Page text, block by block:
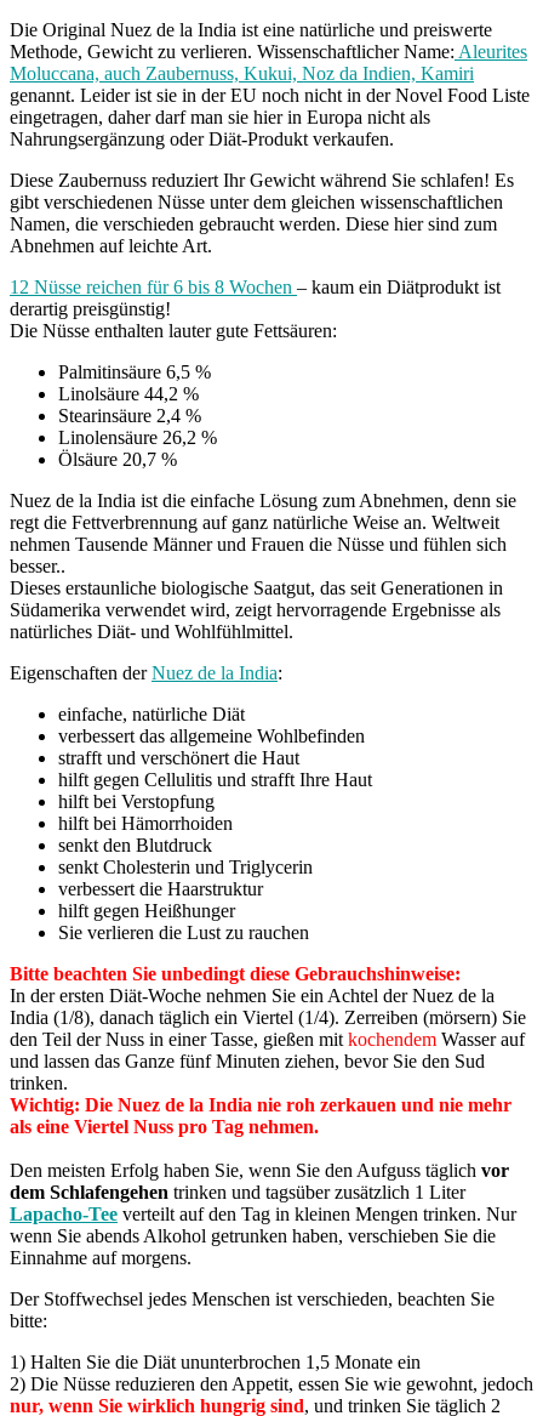
Die Original Nuez de la India ist eine natürliche und preiswerte
Methode, Gewicht zu verlieren. Wissenschaftlicher Name: Aleurites
Moluccana, auch Zaubernuss, Kukui, Noz da Indien, Kamiri
genannt. Leider ist sie in der EU noch nicht in der Novel Food Liste
eingetragen, daher darf man sie hier in Europa nicht als
Nahrungsergänzung oder Diät-Produkt verkaufen.
Diese Zaubernuss reduziert Ihr Gewicht während Sie schlafen! Es
gibt verschiedenen Nüsse unter dem gleichen wissenschaftlichen
Namen, die verschieden gebraucht werden. Diese hier sind zum
Abnehmen auf leichte Art.
12 Nüsse reichen für 6 bis 8 Wochen – kaum ein Diätprodukt ist
derartig preisgünstig!
Die Nüsse enthalten lauter gute Fettsäuren:
Palmitinsäure 6,5 %
Linolsäure 44,2 %
Stearinsäure 2,4 %
Linolensäure 26,2 %
Ölsäure 20,7 %
Nuez de la India ist die einfache Lösung zum Abnehmen, denn sie
regt die Fettverbrennung auf ganz natürliche Weise an. Weltweit
nehmen Tausende Männer und Frauen die Nüsse und fühlen sich
besser..
Dieses erstaunliche biologische Saatgut, das seit Generationen in
Südamerika verwendet wird, zeigt hervorragende Ergebnisse als
natürliches Diät- und Wohlfühlmittel.
Eigenschaften derNuez de la India:
einfache, natürliche Diät
verbessert das allgemeine Wohlbefinden
strafft und verschönert die Haut
hilft gegen Cellulitis und strafft Ihre Haut
hilft bei Verstopfung
hilft bei Hämorrhoiden
senkt den Blutdruck
senkt Cholesterin und Triglycerin
verbessert die Haarstruktur
hilft gegen Heißhunger
Sie verlieren die Lust zu rauchen
Bitte beachten Sie unbedingt diese Gebrauchshinweise:
In der ersten Diät-Woche nehmen Sie ein Achtel der Nuez de la
India (1/8), danach täglich ein Viertel (1/4). Zerreiben (mörsern) Sie
den Teil der Nuss in einer Tasse, gießen mit kochendem Wasser auf
und lassen das Ganze fünf Minuten ziehen, bevor Sie den Sud
trinken.
Wichtig: Die Nuez de la India nie roh zerkauen und nie mehr
als eine Viertel Nuss pro Tag nehmen.
Den meisten Erfolg haben Sie, wenn Sie den Aufguss täglich vor
dem Schlafengehen trinken und tagsüber zusätzlich 1 Liter
Lapacho-Tee verteilt auf den Tag in kleinen Mengen trinken. Nur
wenn Sie abends Alkohol getrunken haben, verschieben Sie die
Einnahme auf morgens.
Der Stoffwechsel jedes Menschen ist verschieden, beachten Sie
bitte:
1) Halten Sie die Diät ununterbrochen 1,5 Monate ein
2) Die Nüsse reduzieren den Appetit, essen Sie wie gewohnt, jedoch
nur, wenn Sie wirklich hungrig sind, und trinken Sie täglich 2